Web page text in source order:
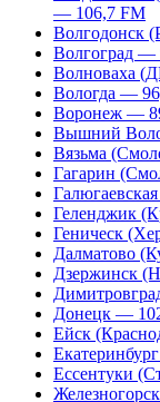
— 106,7 FM
Волгодонск
Волгоград —
Волноваха
Вологда —
Воронеж —
Вышний
Вязьма
Гагарин
Геленджик
Геническ
Далматово
Дзержинск
Донецк —
Ейск
Ессентуки